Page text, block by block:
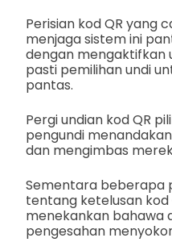
Perisian kod QR yang
menjaga sistem ini
dengan mengaktifkan
pasti pemilihan undi
pantas.
Pergi undian kod QR
pengundi
dan mengimbas
Sementara beberapa
tentang ketelusan kod
menekankan bahawa
pengesahan